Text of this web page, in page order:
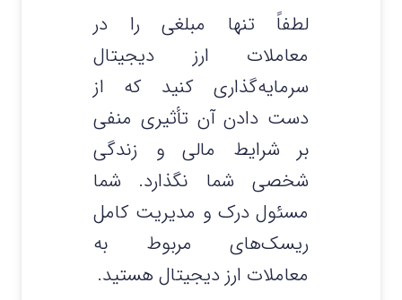
لطفاً تنها مبلغی را در
معاملات ارز دیجیتال
سرمایه‌گذاری کنید که از
دست دادن آن تأثیری منفی
بر شرایط مالی و زندگی
شخصی شما نگذارد. شما
مسئول درک و مدیریت کامل
ریسک‌های مربوط به
معاملات ارز دیجیتال هستید.